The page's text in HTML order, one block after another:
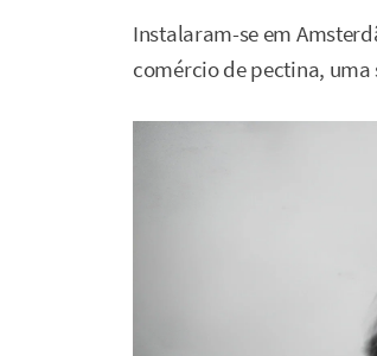
Instalaram-se em
comércio de pectina,